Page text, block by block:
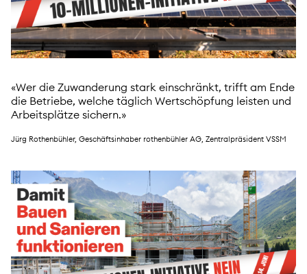
«Wer die Zuwanderung stark einschränkt, trifft am Ende
die Betriebe, welche täglich Wertschöpfung leisten und
Arbeitsplätze sichern.»
Jürg Rothenbühler, Geschäftsinhaber rothenbühler AG, Zentralpräsident VSSM